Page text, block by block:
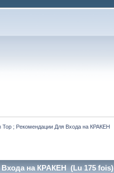
; Рекомендации Для Входа на КРАКЕН
на КРАКЕН (Lu 175 fois)